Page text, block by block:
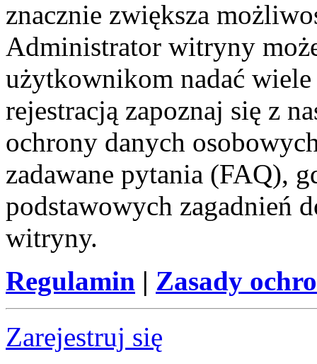
znacznie zwiększa
Administrator witryny
użytkownikom nadać
rejestracją zapoznaj się z
ochrony danych
zadawane pytania (FAQ),
podstawowych zagadnień
witryny.
Regulamin | Zasady
Zarejestruj się